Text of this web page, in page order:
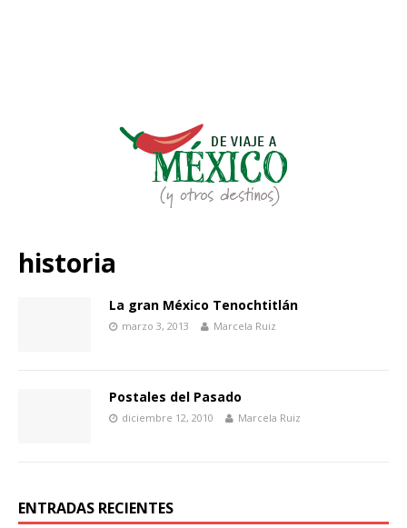
historia
La gran México Tenochtitlán
marzo 3, 2013 Marcela Ruiz
Postales del Pasado
diciembre 12, 2010 Marcela Ruiz
ENTRADAS RECIENTES